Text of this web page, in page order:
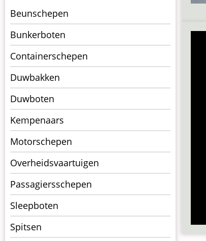
Menu
Schepen
Beunschepen
Bunkerboten
Containerschepen
Duwbakken
Duwboten
Kempenaars
Motorschepen
Overheidsvaartuigen
Passagiersschepen
Sleepboten
Spitsen